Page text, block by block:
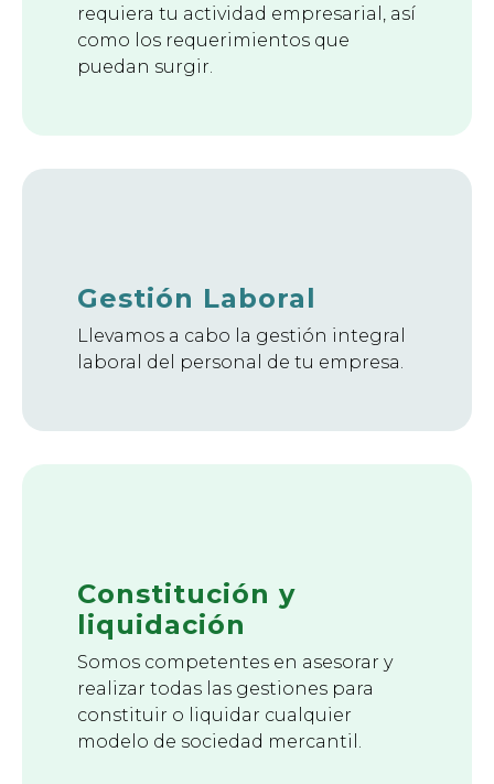
requiera tu actividad empresarial, así
como los requerimientos que
puedan surgir.
Gestión Laboral
Llevamos a cabo la gestión integral
laboral del personal de tu empresa.
Constitución y
liquidación
Somos competentes en asesorar y
realizar todas las gestiones para
constituir o liquidar cualquier
modelo de sociedad mercantil.